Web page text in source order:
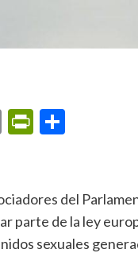
Print
parte de la ley
sexuales